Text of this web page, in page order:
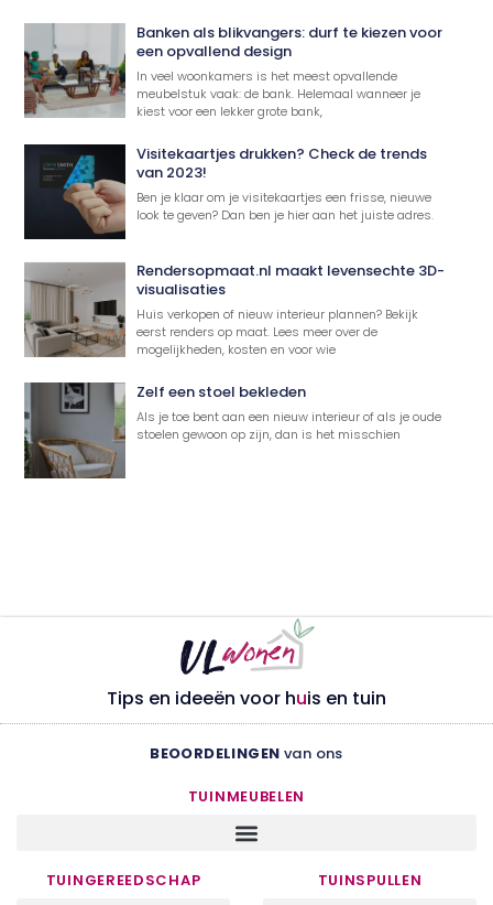
Banken als blikvangers: durf te kiezen voor
een opvallend design
In veel woonkamers is het meest opvallende
meubelstuk vaak: de bank. Helemaal wanneer je
kiest voor een lekker grote bank,
Visitekaartjes drukken? Check de trends
van 2023!
Ben je klaar om je visitekaartjes een frisse, nieuwe
look te geven? Dan ben je hier aan het juiste adres.
Rendersopmaat.nl maakt levensechte 3D-
visualisaties
Huis verkopen of nieuw interieur plannen? Bekijk
eerst renders op maat. Lees meer over de
mogelijkheden, kosten en voor wie
Zelf een stoel bekleden
Als je toe bent aan een nieuw interieur of als je oude
stoelen gewoon op zijn, dan is het misschien
Tips en ideeën voor huis en tuin
BEOORDELINGEN van ons
TUINMEUBELEN
TUINGEREEDSCHAP TUINSPULLEN